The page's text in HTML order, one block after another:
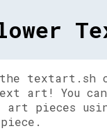
the textart.sh
art! You can
art pieces